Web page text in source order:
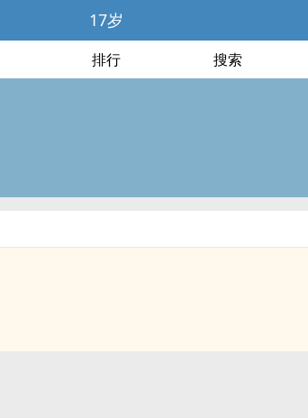
17岁
排行 搜索